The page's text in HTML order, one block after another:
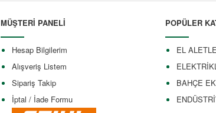
MÜŞTERİ PANELİ
Hesap Bilgilerim
Alışveriş Listem
Sipariş Takip
İptal / İade Formu
POPÜLER
EL
BAHÇE